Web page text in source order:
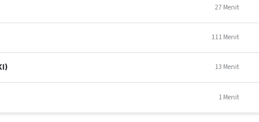
SMA atau sederajat, dan memiliki komputer atau laptop.
dan berbagai bidang pekerjaan lainnya yang berhubungan
ini mengacu pada standar internasional (ISO 27001).
27 Menit
111 Menit
13 Menit
1 Menit